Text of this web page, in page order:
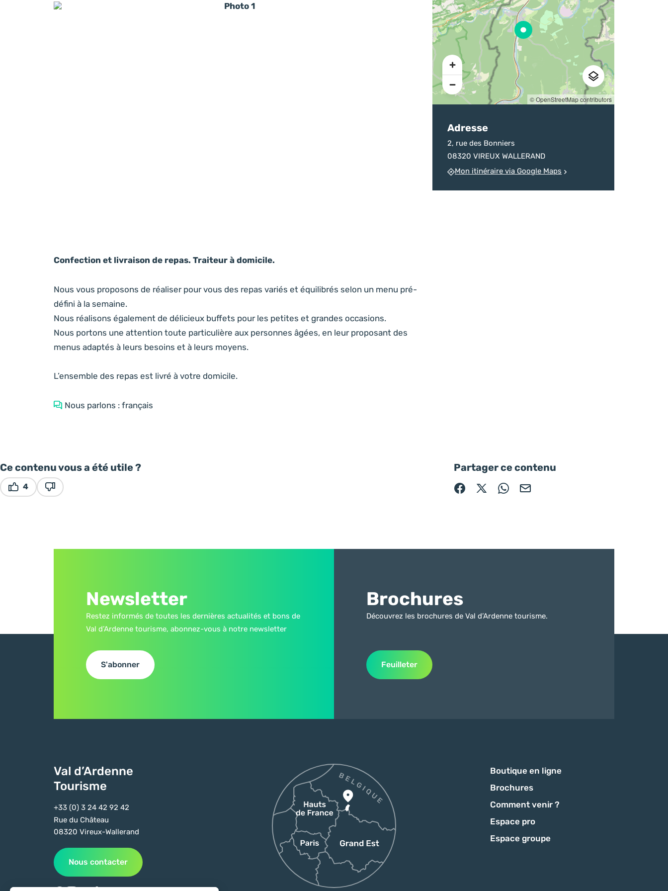
sur la destination
Ardenne
d’un homicide
devenu monument
Pratique
chineurs
Photo 1
Confection et livraison de repas. Traiteur à domicile.
Nous vous proposons de réaliser pour vous des repas variés et équilibrés selon un menu pré-
défini à la semaine.
Nous réalisons également de délicieux buffets pour les petites et grandes occasions.
Nous portons une attention toute particulière aux personnes âgées, en leur proposant des
menus adaptés à leurs besoins et à leurs moyens.
L’ensemble des repas est livré à votre domicile.
Nous parlons : français
© OpenStreetMap contributors
Adresse
2, rue des Bonniers
08320 VIREUX WALLERAND
Mon itinéraire via Google Maps
Ce contenu vous a été utile ?
4
Partager ce contenu
Partager sur Facebook (nouvelle fenêtre)
Partager sur X / Twitter (nouvelle fenêtre)
Partager sur WhatsApp
Partager par mail
Newsletter
Restez informés de toutes les dernières actualités et bons de
Val d’Ardenne tourisme, abonnez-vous à notre newsletter
S'abonner
Brochures
Découvrez les brochures de Val d’Ardenne tourisme.
Feuilleter
Val d’Ardenne
Tourisme
+33 (0) 3 24 42 92 42
Rue du Château
08320 Vireux-Wallerand
Nous contacter
Boutique en ligne
Brochures
Comment venir ?
Espace pro
Espace groupe